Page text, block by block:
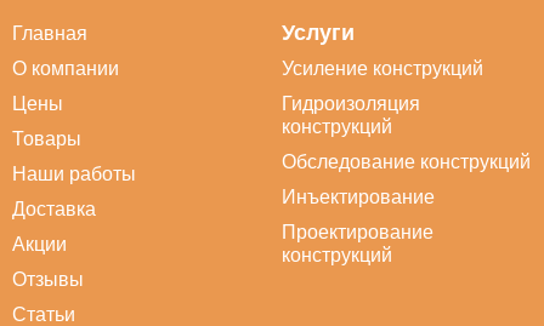
Главная
О компании
Цены
Товары
Наши работы
Доставка
Акции
Отзывы
Статьи
Услуги
Усиление конструкций
Гидроизоляция
конструкций
Обследование конструкций
Инъектирование
Проектирование
конструкций